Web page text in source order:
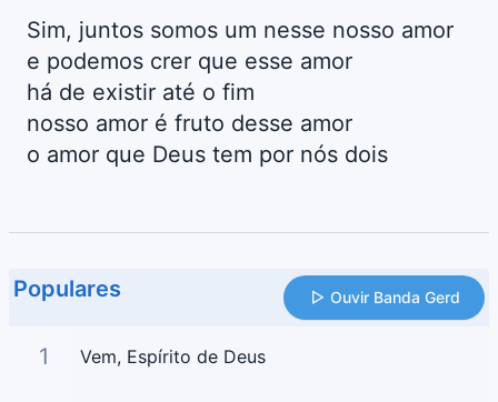
Sim, juntos somos um nesse nosso amor
e podemos crer que esse amor
há de existir até o fim
nosso amor é fruto desse amor
o amor que Deus tem por nós dois
Populares Ouvir Banda Gerd
1 Vem, Espírito de Deus